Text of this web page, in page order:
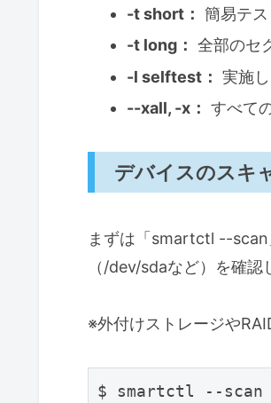
-t short： 簡易テス
-t long： 全部のセ
-l selftest： 実施
--xall, -x： すべて
デバイスのスキ
まずは「smartctl --scan
（/dev/sdaなど）を確認
※外付けストレージや
$ smartctl --scan